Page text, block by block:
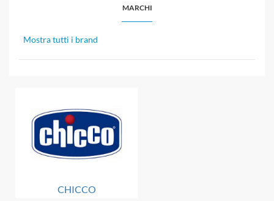
MARCHI
Mostra tutti i brand
CHICCO